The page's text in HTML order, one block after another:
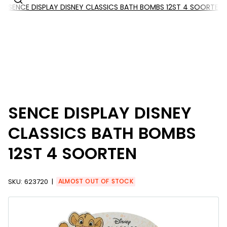
SENCE DISPLAY DISNEY CLASSICS BATH BOMBS 12ST 4 SOORTEN
SENCE DISPLAY DISNEY
CLASSICS BATH BOMBS
12ST 4 SOORTEN
SKU: 623720 ALMOST OUT OF STOCK